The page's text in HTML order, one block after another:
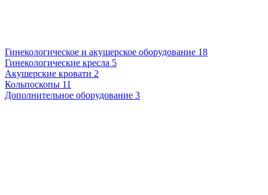
Гинекологическое и акушерское оборудование 18
Гинекологические кресла 5
Акушерские кровати 2
Кольпоскопы 11
Дополнительное оборудование 3